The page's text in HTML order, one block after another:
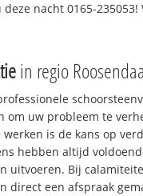
deze nacht 0165-235053!
in regio
om uw probleem te
is de kans op
hebben altijd
uitvoeren. Bij
direct een afspraak